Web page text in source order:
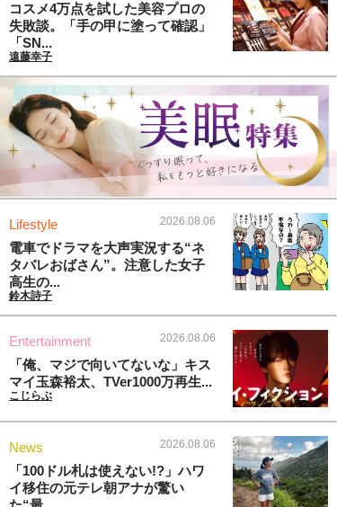
コスメ4万点を試した美容プロの
失敗談。「手の甲に塗って確認」
「SN...
遠藤幸子
Lifestyle 2026.08.06
電車でドラマを大声実況する“ネ
タバレおばさん”。注意した女子
高生の...
鈴木詩子
Entertainment 2026.08.06
「俺、マジで向いてないな」キス
マイ玉森裕太、TVer1000万再生...
こじらぶ
News 2026.08.06
「100ドル札は使えない!?」ハワ
イ移住の元テレ朝アナが驚い